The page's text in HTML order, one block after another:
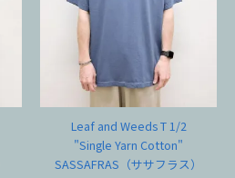
Leaf and Weeds T 1/2
"Single Yarn Cotton"
SASSAFRAS（ササフラス）